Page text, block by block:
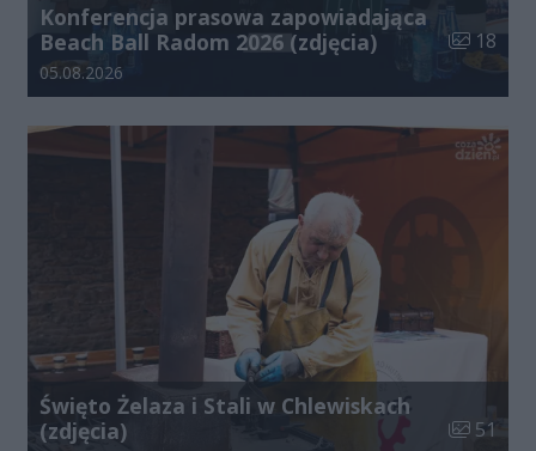
Konferencja prasowa zapowiadająca
Beach Ball Radom 2026 (zdjęcia)
Liczba
18
Data dodania galerii:
05.08.2026
Święto Żelaza i Stali w Chlewiskach
(zdjęcia)
Liczba
51